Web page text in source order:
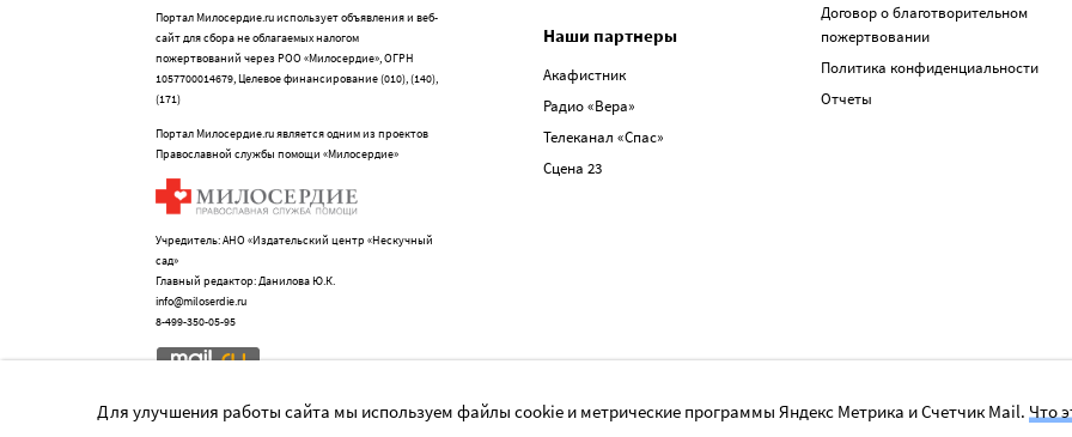
Портал Милосердие.ru использует объявления и веб-
сайт для сбора не облагаемых налогом
пожертвований через РОО «Милосердие», ОГРН
1057700014679, Целевое финансирование (010), (140),
(171)
Портал Милосердие.ru является одним из проектов
Православной службы помощи «Милосердие»
Учредитель: АНО «Издательский центр «Нескучный
сад»
Главный редактор: Данилова Ю.К.
info@miloserdie.ru
8-499-350-05-95
Наши партнеры
Акафистник
Радио «Вера»
Телеканал «Спас»
Сцена 23
Договор о благотворительном
пожертвовании
Политика конфиденциальности
Отчеты
Для улучшения работы сайта мы используем файлы cookie и метрические программы Яндекс Метрика и Счетчик Mail.Что